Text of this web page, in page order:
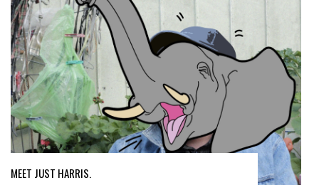
MEET JUST HARRIS.